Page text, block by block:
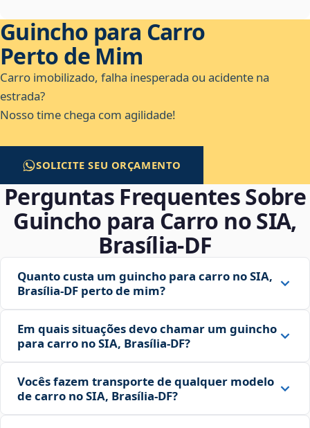
Guincho para Carro
Perto de Mim
Carro imobilizado, falha inesperada ou acidente na
estrada?
Nosso time chega com agilidade!
SOLICITE SEU ORÇAMENTO
Perguntas Frequentes Sobre
Guincho para Carro no SIA,
Brasília‑DF
Quanto custa um guincho para carro no SIA,
Brasília‑DF perto de mim?
Em quais situações devo chamar um guincho
para carro no SIA, Brasília‑DF?
Vocês fazem transporte de qualquer modelo
de carro no SIA, Brasília‑DF?